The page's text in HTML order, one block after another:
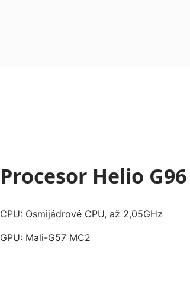
Procesor Helio G96
CPU: Osmijádrové CPU, až 2,05GHz
GPU: Mali-G57 MC2